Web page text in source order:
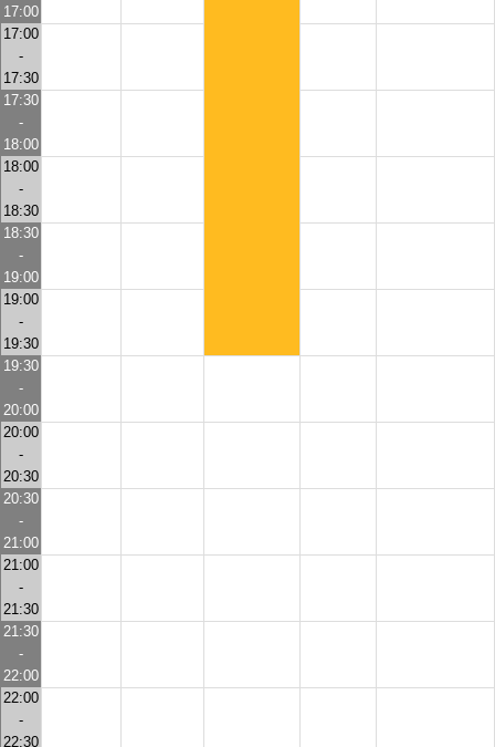
17:00
17:00
-
17:30
17:30
-
18:00
18:00
-
18:30
18:30
-
19:00
19:00
-
19:30
19:30
-
20:00
20:00
-
20:30
20:30
-
21:00
21:00
-
21:30
21:30
-
22:00
22:00
-
22:30